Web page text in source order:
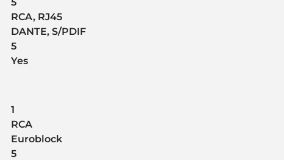
RCA, RJ45
DANTE, S/PDIF
5
Yes
1
RCA
Euroblock
5